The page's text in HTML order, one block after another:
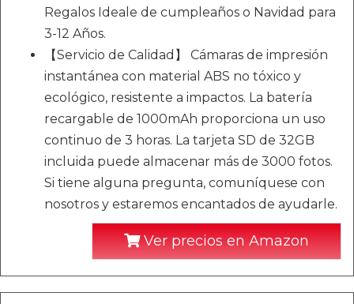
Regalos Ideale de cumpleaños o Navidad para
3-12 Años.
【Servicio de Calidad】 Cámaras de impresión
instantánea con material ABS no tóxico y
ecológico, resistente a impactos. La batería
recargable de 1000mAh proporciona un uso
continuo de 3 horas. La tarjeta SD de 32GB
incluida puede almacenar más de 3000 fotos.
Si tiene alguna pregunta, comuníquese con
nosotros y estaremos encantados de ayudarle.
Ver precios en Amazon